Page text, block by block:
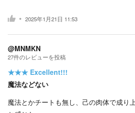
2025年1月21日 11:53
@MNMKN
27件のレビューを投稿
★★★ Excellent!!!
魔法などない
魔法とかチートも無し、己の肉体で成り